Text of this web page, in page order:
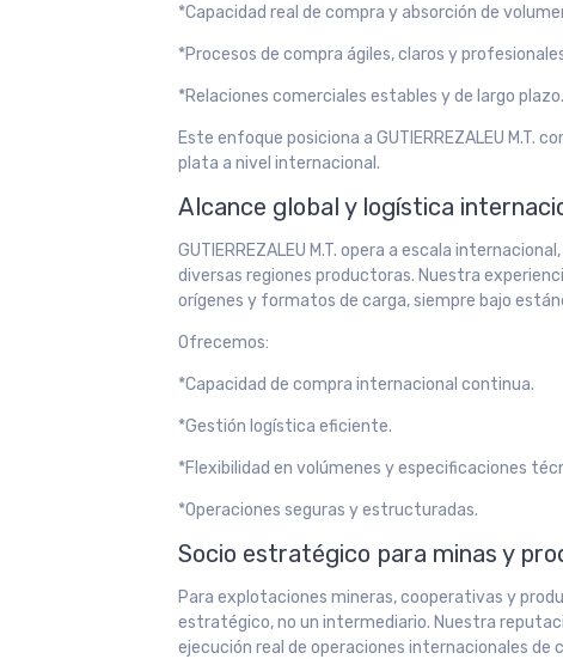
*Capacidad real de compra y absorción de
*Procesos de compra ágiles, claros y
*Relaciones comerciales estables y de largo plazo.
Este enfoque posiciona a GUTIERREZALEU
plata a nivel internacional.
Alcance global y logística
GUTIERREZALEU M.T. opera a escala
diversas regiones productoras. Nuestra
orígenes y formatos de carga, siempre bajo
Ofrecemos:
*Capacidad de compra internacional continua.
*Gestión logística eficiente.
*Flexibilidad en volúmenes y especificaciones
*Operaciones seguras y estructuradas.
Socio estratégico para minas y
Para explotaciones mineras, cooperativas y
estratégico, no un intermediario. Nuestra
ejecución real de operaciones internacionales de